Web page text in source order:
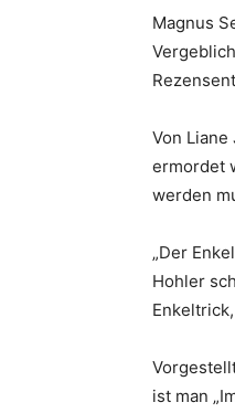
Magnus
Von
ermordet
werden
„Der
Hohler
ist man